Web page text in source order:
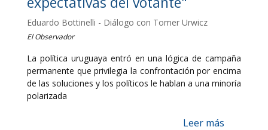
Eduardo Bottinelli - Diálogo con Tomer Urwicz
El Observador
La política uruguaya entró en una lógica de campaña
permanente que privilegia la confrontación por encima
de las soluciones y los políticos le hablan a una minoría
polarizada
Leer más